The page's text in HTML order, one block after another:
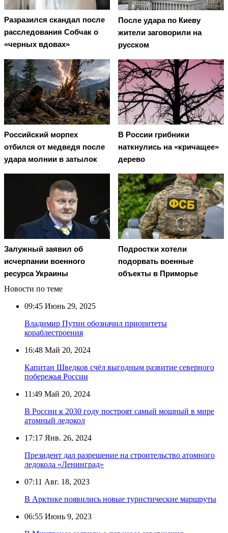
Разразился скандал после
расследования Собчак о
«черных вдовах»
После удара по Киеву
жители заговорили на
русском
Российский морпех
отбился от медведя после
удара молнии в затылок
В России грибники
наткнулись на «кричащее»
дерево
Залужный заявил об
исчерпании военного
ресурса Украины
Подростки хотели
подорвать военные
объекты в Приморье
Новости по теме
09:45 Июнь 29, 2025
Владимир Путин обозначил приоритеты
кораблестроения
16:48 Май 20, 2024
Капитан Шведков счёл выгодным развитие северного
побережья России
11:49 Май 20, 2024
В России к 2030 году построят самый мощный в мире
атомный ледокол
17:17 Янв. 26, 2024
Президент дал разрешение на строительство атомного
ледокола «Ленинград»
07:11 Авг. 18, 2023
В Арктике появились новые туристические маршруты
06:55 Июнь 9, 2023